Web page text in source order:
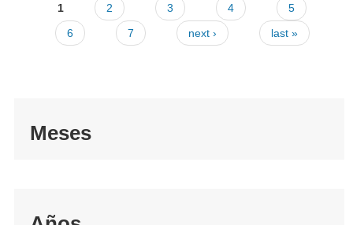
1 2 3 4
5
6
7 next › last »
Meses